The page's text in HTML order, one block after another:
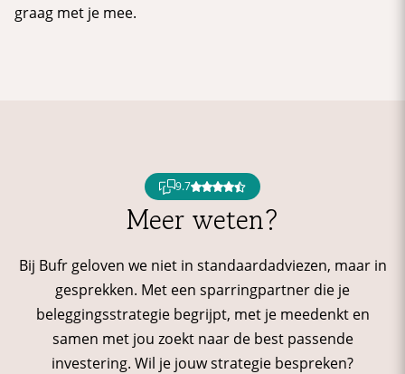
graag met je mee.
9.7
Meer weten?
Bij Bufr geloven we niet in standaardadviezen, maar in
gesprekken. Met een sparringpartner die je
beleggingsstrategie begrijpt, met je meedenkt en
samen met jou zoekt naar de best passende
investering. Wil je jouw strategie bespreken?